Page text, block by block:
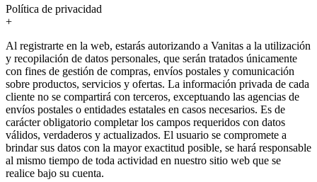
Política de privacidad
+
Al registrarte en la web, estarás autorizando a Vanitas a la utilización
y recopilación de datos personales, que serán tratados únicamente
con fines de gestión de compras, envíos postales y comunicación
sobre productos, servicios y ofertas. La información privada de cada
cliente no se compartirá con terceros, exceptuando las agencias de
envíos postales o entidades estatales en casos necesarios. Es de
carácter obligatorio completar los campos requeridos con datos
válidos, verdaderos y actualizados. El usuario se compromete a
brindar sus datos con la mayor exactitud posible, se hará responsable
al mismo tiempo de toda actividad en nuestro sitio web que se
realice bajo su cuenta.